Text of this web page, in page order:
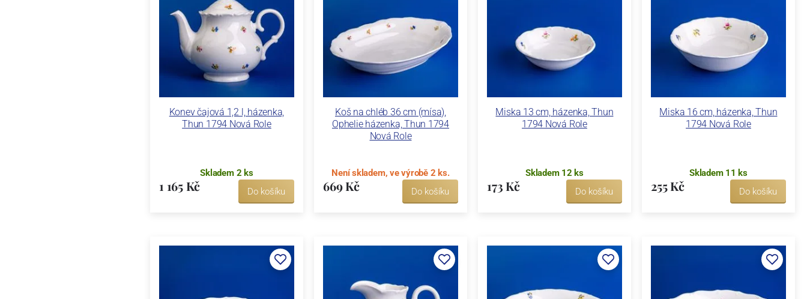
Konev čajová 1,2 l, házenka,
Thun 1794 Nová Role
Skladem 2 ks
1 165 Kč Do košíku
Koš na chléb 36 cm (mísa),
Ophelie házenka, Thun 1794
Nová Role
Není skladem, ve výrobě 2 ks.
669 Kč Do košíku
Miska 13 cm, házenka, Thun
1794 Nová Role
Skladem 12 ks
173 Kč Do košíku
Miska 16 cm, házenka, Thun
1794 Nová Role
Skladem 11 ks
255 Kč Do košíku